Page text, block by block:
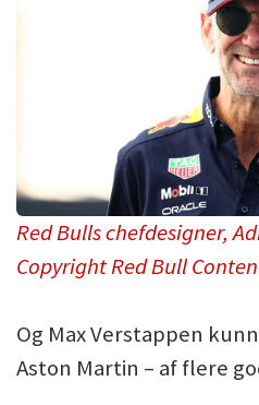
Red Bulls chefdesigner,
Copyright Red Bull
Og Max Verstappen
Aston Martin – af flere